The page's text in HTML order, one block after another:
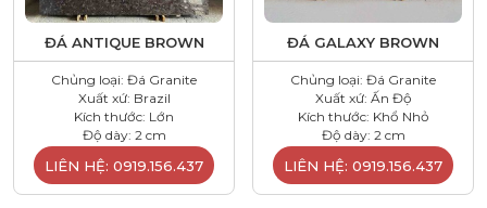
ĐÁ ANTIQUE BROWN
Chủng loại: Đá Granite
Xuất xứ: Brazil
Kích thước: Lớn
Độ dày: 2 cm
LIÊN HỆ: 0919.156.437
ĐÁ GALAXY BROWN
Chủng loại: Đá Granite
Xuất xứ: Ấn Độ
Kích thước: Khổ Nhỏ
Độ dày: 2 cm
LIÊN HỆ: 0919.156.437